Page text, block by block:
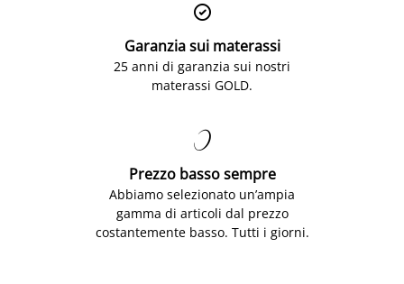

Garanzia sui materassi
25 anni di garanzia sui nostri
materassi GOLD.

Prezzo basso sempre
Abbiamo selezionato un’ampia
gamma di articoli dal prezzo
costantemente basso. Tutti i giorni.